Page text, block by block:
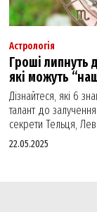
Астрологія
Гроші липнуть
які можуть
Дізнайтеся, які 6
талант до
секрети Тельця,
22.05.2025